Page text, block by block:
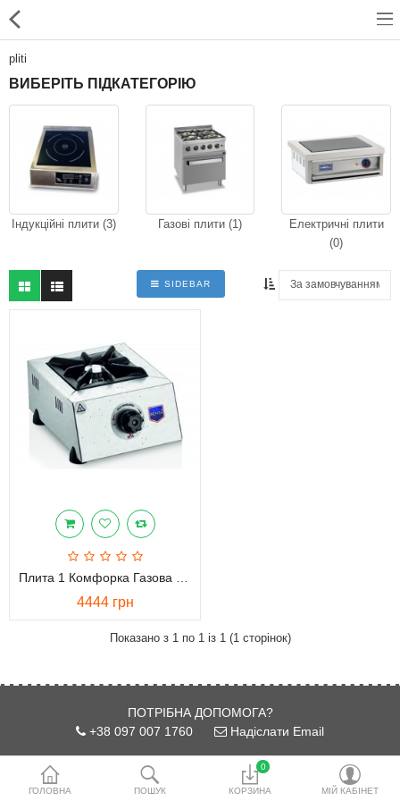
Для магазинів
Для закладів харчування
Професійний посуд
Системи кондиціонування
професійна хімія
Системи водоочистки і
водопідготовки
Акційні товари
Порівняти Список бажань
Валюта
ГОЛОВНА ПОШУК
0
КОРЗИНА МІЙ КАБІНЕТ
pliti
ВИБЕРІТЬ ПІДКАТЕГОРІЮ
Індукційні плити (3) Газові плити (1)
Електричні плити
(0)
SIDEBAR
4444 грн
Показано з 1 по 1 із 1 (1 сторінок)
ПОТРІБНА ДОПОМОГА?
+38 097 007 1760
Надіслати Email
Інформація